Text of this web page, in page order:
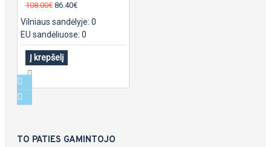
108.00€ 86.40€
Vilniaus sandėlyje: 0
EU sandėliuose: 0
Į krepšelį
TO PATIES GAMINTOJO